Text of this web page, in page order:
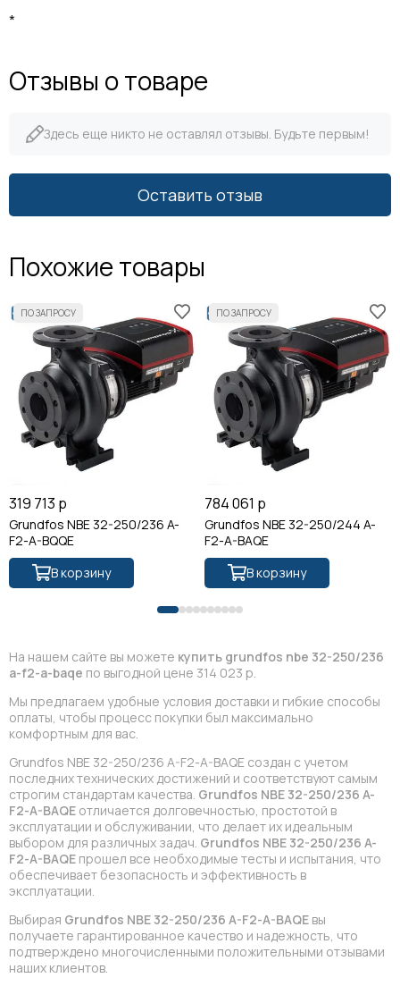
*
Отзывы о товаре
Здесь еще никто не оставлял отзывы. Будьте первым!
Оставить отзыв
Похожие товары
319 713 р
Grundfos NBE 32-250/236 A-
F2-A-BQQE
В корзину
784 061 р
Grundfos NBE 32-250/244 A-
F2-A-BAQE
В корзину
На нашем сайте вы можете купить grundfos nbe 32-250/236
a-f2-a-baqe по выгодной цене 314 023 р.
Мы предлагаем удобные условия доставки и гибкие способы
оплаты, чтобы процесс покупки был максимально
комфортным для вас.
Grundfos NBE 32-250/236 A-F2-A-BAQE создан с учетом
последних технических достижений и соответствуют самым
строгим стандартам качества. Grundfos NBE 32-250/236 A-
F2-A-BAQE отличается долговечностью, простотой в
эксплуатации и обслуживании, что делает их идеальным
выбором для различных задач. Grundfos NBE 32-250/236 A-
F2-A-BAQE прошел все необходимые тесты и испытания, что
обеспечивает безопасность и эффективность в
эксплуатации.
Выбирая Grundfos NBE 32-250/236 A-F2-A-BAQE вы
получаете гарантированное качество и надежность, что
подтверждено многочисленными положительными отзывами
наших клиентов.